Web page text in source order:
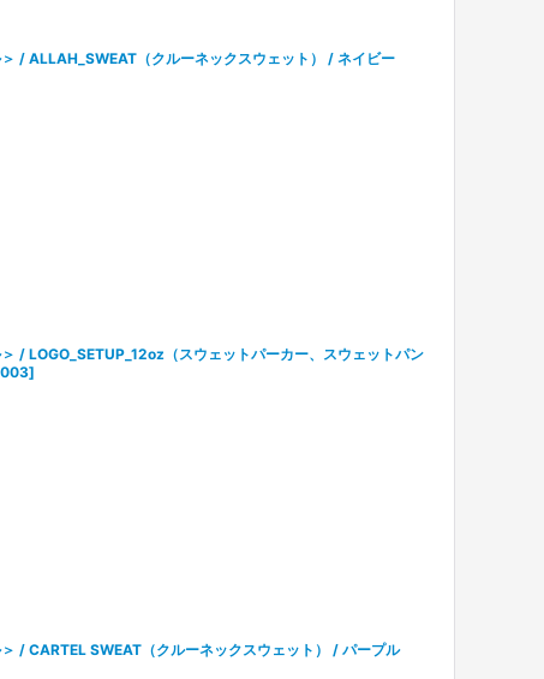
/ ALLAH_SWEAT（クルーネックスウェット） / ネイビー
/ LOGO_SETUP_12oz（スウェットパーカー、スウェットパン
]
/ CARTEL SWEAT（クルーネックスウェット） / パープル